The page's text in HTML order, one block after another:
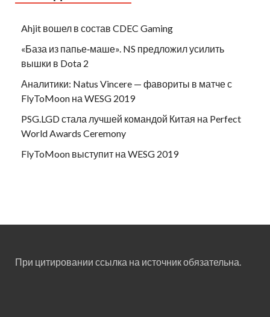
Ahjit вошел в состав CDEC Gaming
«База из папье‑маше». NS предложил усилить
вышки в Dota 2
Аналитики: Natus Vincere — фавориты в матче с
FlyToMoon на WESG 2019
PSG.LGD стала лучшей командой Китая на Perfect
World Awards Ceremony
FlyToMoon выступит на WESG 2019
При цитировании ссылка на источник обязательна.